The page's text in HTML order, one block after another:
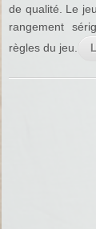
de qualité. Le
rangement
règles du jeu.